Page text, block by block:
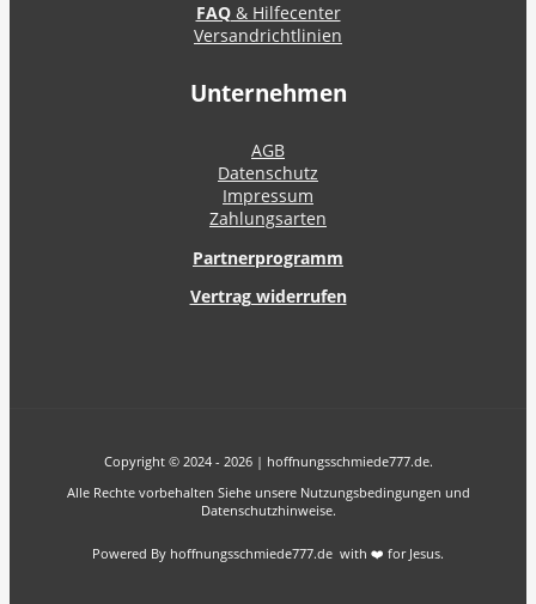
FAQ& Hilfecenter
Versandrichtlinien
Unternehmen
AGB
Datenschutz
Impressum
Zahlungsarten
Partnerprogramm
Vertrag widerrufen
Copyright © 2024 - 2026 | hoffnungsschmiede777.de.
Alle Rechte vorbehalten Siehe unsere Nutzungsbedingungen und
Datenschutzhinweise.
Powered By hoffnungsschmiede777.de with ❤️ for Jesus.